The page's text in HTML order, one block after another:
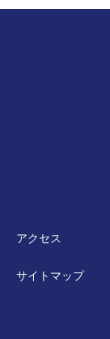
アクセス
サイトマップ